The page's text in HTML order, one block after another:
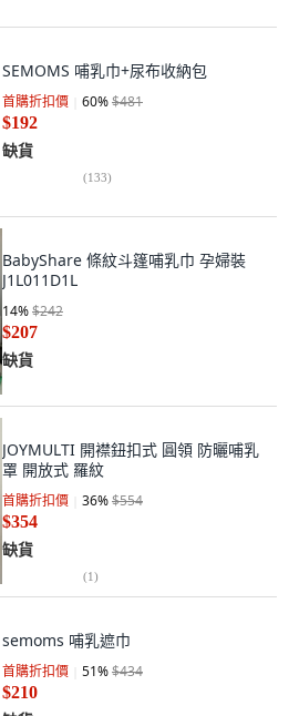
SEMOMS 哺乳巾+尿布收納包
首購折扣價 60%$481
$192
缺貨
(133)
BabyShare 條紋斗篷哺乳巾 孕婦裝
J1L011D1L
14%$242
$207
缺貨
JOYMULTI 開襟鈕扣式 圓領 防曬哺乳
罩 開放式 羅紋
首購折扣價 36%$554
$354
缺貨
(1)
semoms 哺乳遮巾
首購折扣價 51%$434
$210